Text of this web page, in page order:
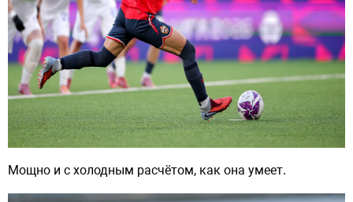
Мощно и с холодным расчётом, как она умеет.